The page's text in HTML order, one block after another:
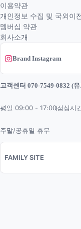
이용약관
개인정보 수집 및 국외이
멤버십 약관
회사소개
Brand Instagram
고객센터 070-7549-0832 (
평일 09:00 - 17:00점심시
주말/공휴일 휴무
FAMILY SITE